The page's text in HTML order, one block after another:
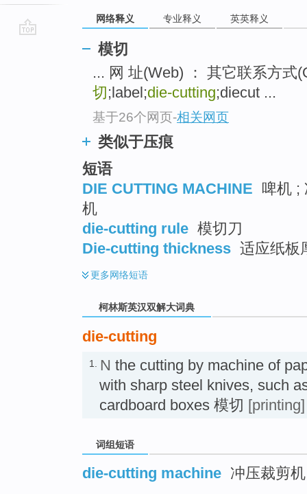
网络释义 专业释义 英英释义
模切
... 网 址(Web) ： 其它联系方式
切 ;label;die-cutting;diecut ...
基于26个网页-相关网页
类似于压痕
短语
DIE CUTTING MACHINE 啤机 ;
机
die-cutting rule 模切刀
Die-cutting thickness 适应纸板
更多网络短语
柯林斯英汉双解大词典
die-cutting
1. N the cutting by machine of
with sharp steel knives, such
cardboard boxes 模切 [printing]
词组短语
die-cutting machine 冲压裁剪机